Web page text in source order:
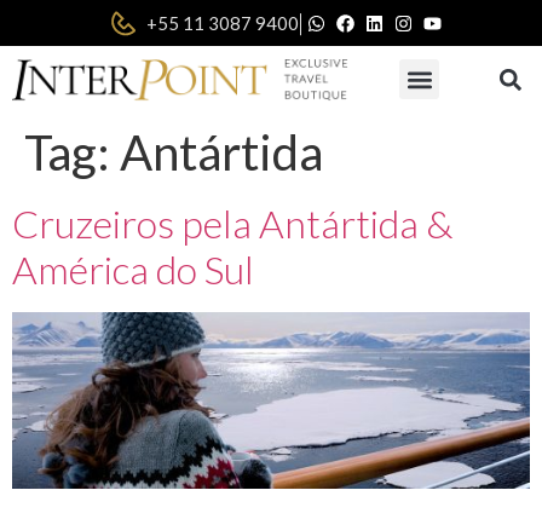
+55 11 3087 9400|
Tag: Antártida
Cruzeiros pela Antártida &
América do Sul